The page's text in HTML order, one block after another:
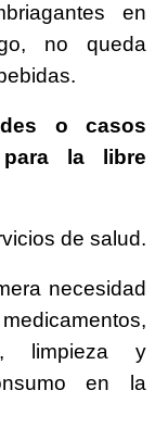
en
no queda
o casos
la libre
de salud.
necesidad
limpieza y
en la